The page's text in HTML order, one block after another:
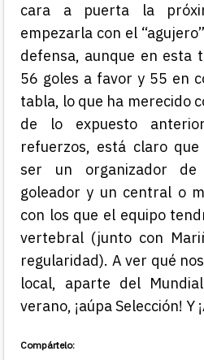
cara a puerta la
empezarla con el
defensa, aunque en esta
56 goles a favor y 55 en
tabla, lo que ha merecido
de lo expuesto
refuerzos, está claro
ser un organizador
goleador y un central o
con los que el equipo
vertebral (junto con
regularidad). A ver qué
local, aparte del
verano, ¡aúpa Selección! Y
Compártelo: